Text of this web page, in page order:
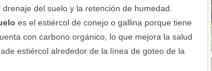
del suelo y la retención de humedad.
es el estiércol de conejo o gallina porque tiene
con carbono orgánico, lo que mejora la salud
estiércol alrededor de la línea de goteo de la